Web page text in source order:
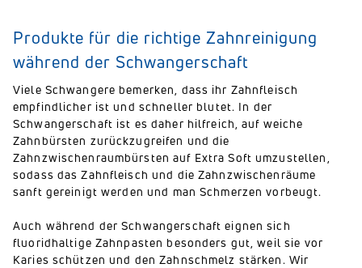
Produkte für die richtige Zahnreinigung
während der Schwangerschaft
Viele Schwangere bemerken, dass ihr Zahnfleisch
empfindlicher ist und schneller blutet. In der
Schwangerschaft ist es daher hilfreich, auf weiche
Zahnbürsten zurückzugreifen und die
Zahnzwischenraumbürsten auf Extra Soft umzustellen,
sodass das Zahnfleisch und die Zahnzwischenräume
sanft gereinigt werden und man Schmerzen vorbeugt.
Auch während der Schwangerschaft eignen sich
fluoridhaltige Zahnpasten besonders gut, weil sie vor
Karies schützen und den Zahnschmelz stärken. Wir